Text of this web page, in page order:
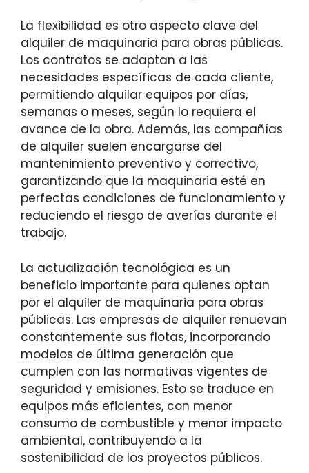
La flexibilidad es otro aspecto clave del
alquiler de maquinaria para obras públicas.
Los contratos se adaptan a las
necesidades específicas de cada cliente,
permitiendo alquilar equipos por días,
semanas o meses, según lo requiera el
avance de la obra. Además, las compañías
de alquiler suelen encargarse del
mantenimiento preventivo y correctivo,
garantizando que la maquinaria esté en
perfectas condiciones de funcionamiento y
reduciendo el riesgo de averías durante el
trabajo.
La actualización tecnológica es un
beneficio importante para quienes optan
por el alquiler de maquinaria para obras
públicas. Las empresas de alquiler renuevan
constantemente sus flotas, incorporando
modelos de última generación que
cumplen con las normativas vigentes de
seguridad y emisiones. Esto se traduce en
equipos más eficientes, con menor
consumo de combustible y menor impacto
ambiental, contribuyendo a la
sostenibilidad de los proyectos públicos.